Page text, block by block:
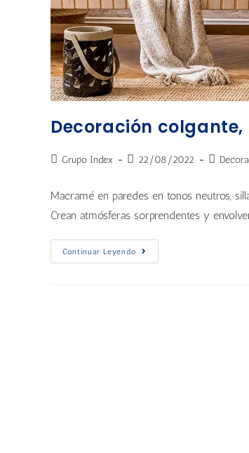
Decoración
Grupo Index 22/08/2022
Macramé en paredes en tonos neutros,
Crean atmósferas sorprendentes y
Continuar Leyendo